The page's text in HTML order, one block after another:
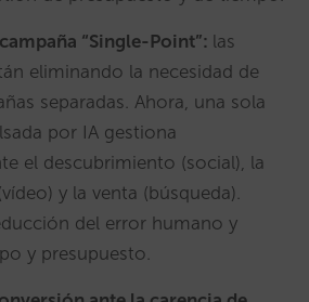
“Single-Point”: las
eliminando la necesidad de
separadas. Ahora, una sola
por IA gestiona
el descubrimiento (social), la
y la venta (búsqueda).
del error humano y
y presupuesto.